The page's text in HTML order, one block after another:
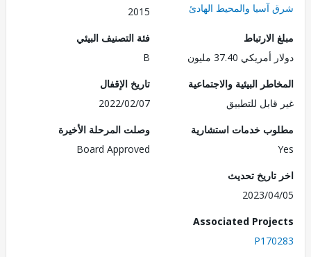
والمحيط الهادئ
37.40 مليون
فئة التصنيف البيئي
البيئية والاجتماعية
للتطبيق
تاريخ الإقفال
2022/02/07
خدمات استشارية
وصلت المرحلة الأخيرة
Board Approved
تحديث
2023/
Associated